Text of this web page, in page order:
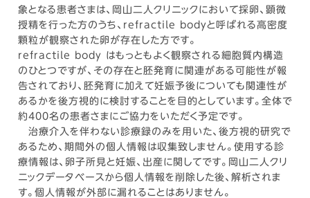
象となる患者さまは、岡山二人クリニックにおいて採卵、顕微
授精を行った方のうち、refractile bodyと呼ばれる高密度
顆粒が観察された卵が存在した方です。
refractile body はもっともよく観察される細胞質内構造
のひとつですが、その存在と胚発育に関連がある可能性が報
告されており、胚発育に加えて妊娠予後についても関連性が
あるかを後方視的に検討することを目的としています。全体で
約400名の患者さまにご協力をいただく予定です。
治療介入を伴わない診療録のみを用いた、後方視的研究で
あるため、期間外の個人情報は収集致しません。使用する診
療情報は、卵子所見と妊娠、出産に関してです。岡山二人クリ
ニックデータベースから個人情報を削除した後、解析されま
す。個人情報が外部に漏れることはありません。